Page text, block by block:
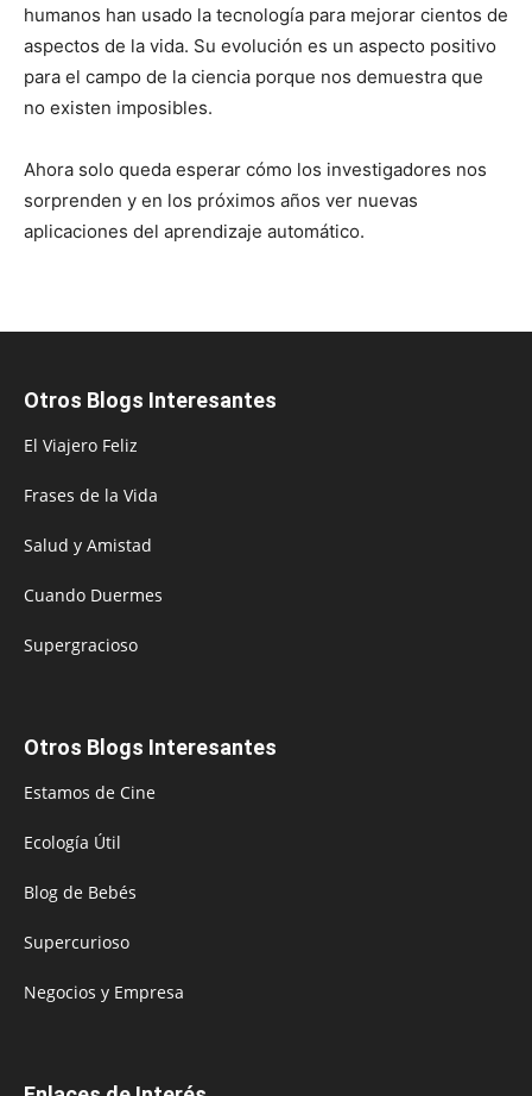
humanos han usado la tecnología para mejorar cientos de
aspectos de la vida. Su evolución es un aspecto positivo
para el campo de la ciencia porque nos demuestra que
no existen imposibles.
Ahora solo queda esperar cómo los investigadores nos
sorprenden y en los próximos años ver nuevas
aplicaciones del aprendizaje automático.
Otros Blogs Interesantes
El Viajero Feliz
Frases de la Vida
Salud y Amistad
Cuando Duermes
Supergracioso
Otros Blogs Interesantes
Estamos de Cine
Ecología Útil
Blog de Bebés
Supercurioso
Negocios y Empresa